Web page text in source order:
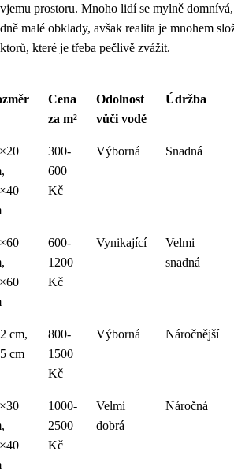
prostoru. Mnoho lidí se mylně
malé obklady, avšak realita je mnohem
které je třeba pečlivě zvážit.
Cena
za m²
Odolnost
vůči vodě
Údržba
300-
600
Kč
Výborná Snadná
600-
1200
Kč
Vynikající
Velmi
snadná
cm,
cm
800-
1500
Kč
Výborná Náročnější
1000-
2500
Kč
Velmi
dobrá
Náročná